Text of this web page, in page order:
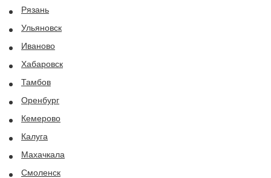
Рязань
Ульяновск
Иваново
Хабаровск
Тамбов
Оренбург
Кемерово
Калуга
Махачкала
Смоленск